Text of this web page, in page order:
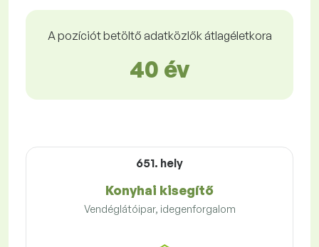
A pozíciót betöltő adatközlők átlagéletkora
40 év
651. hely
Konyhai kisegítő
Vendéglátóipar, idegenforgalom